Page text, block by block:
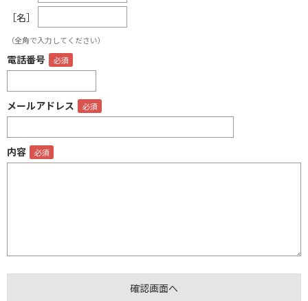
［名］
（全角で入力してください）
電話番号
メールアドレス
内容